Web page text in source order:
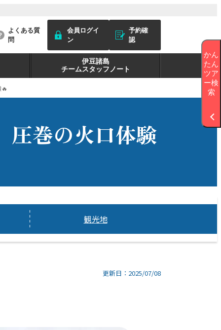
よくある質
問
会員ログイ
ン
予約確
認
伊豆諸島
チームスタッフノート
圧巻の火口体験
観光地
更新日：2025/07/08
かん
たん
ツア
ー検
索